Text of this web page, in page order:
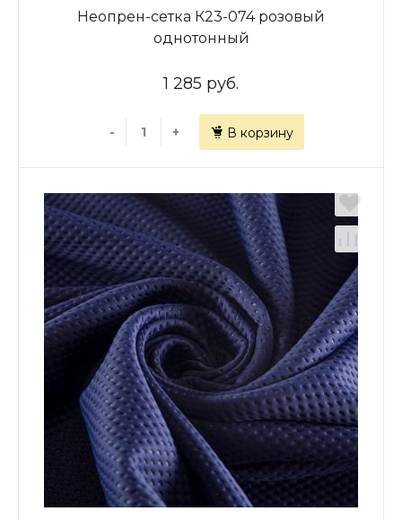
Неопрен-сетка К23-074 розовый
однотонный
1 285 руб.
- + В корзину